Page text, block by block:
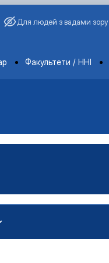
Для людей з вадами зору
Факультети / ННІ